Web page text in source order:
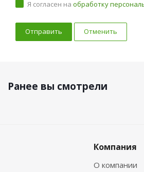
Я согласен на обработку
Отменить
Ранее вы смотрели
Компания
О компании